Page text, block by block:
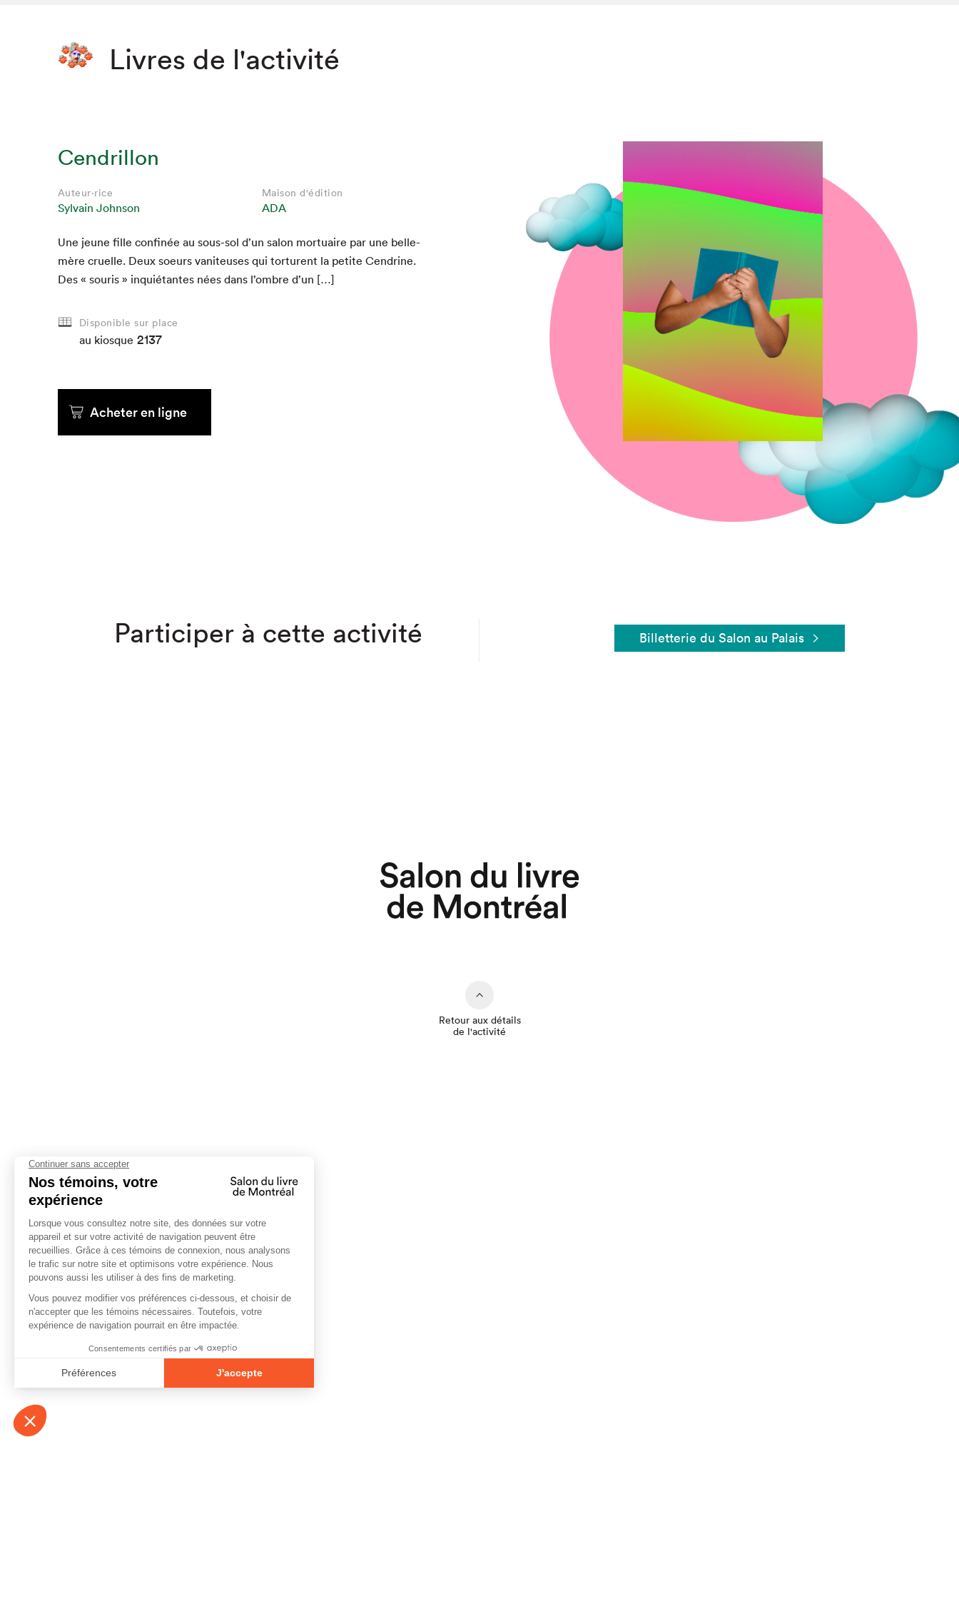
Fermer
Livres de l'activité
Cendrillon
Auteur·rice
Sylvain Johnson
Maison d'édition
ADA
Une jeune fille con­finée au sous-sol d’un salon mor­tu­aire par une belle-
mère cru­elle. Deux soeurs van­i­teuses qui tor­turent la petite Cen­drine.
Des « souris » inquié­tantes nées dans l’om­bre d’un […]
Disponible sur place
au kiosque 2137
Acheter en ligne
Participer à cette activité Billetterie du Salon au Palais
Retour aux détails
de l'activité